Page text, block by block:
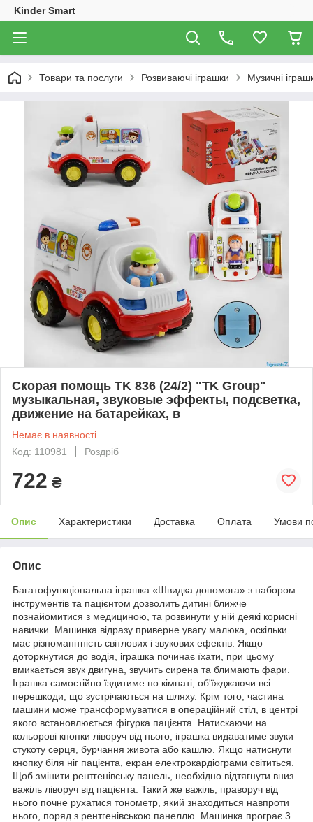
Kinder Smart
Товари та послуги Розвиваючі іграшки Музичні
Скорая помощь TK 836 (24/2) "TK Group"
музыкальная, звуковые эффекты, подсветка,
движение на батарейках, в
Немає в наявності
Код: 110981
Роздріб
722 ₴
Опис Характеристики Доставка Оплата Умови
Опис
Багатофункціональна іграшка «Швидка допомога» з набором
інструментів та пацієнтом дозволить дитині ближче
познайомитися з медициною, та розвинути у ній деякі корисні
навички. Машинка відразу приверне увагу малюка, оскільки
має різноманітність світлових і звукових ефектів. Якщо
доторкнутися до водія, іграшка починає їхати, при цьому
вмикається звук двигуна, звучить сирена та блимають фари.
Іграшка самостійно їздитиме по кімнаті, об'їжджаючи всі
перешкоди, що зустрічаються на шляху. Крім того, частина
машини може трансформуватися в операційний стіл, в центрі
якого встановлюється фігурка пацієнта. Натискаючи на
кольорові кнопки ліворуч від нього, іграшка видаватиме звуки
стукоту серця, бурчання живота або кашлю. Якщо натиснути
кнопку біля ніг пацієнта, екран електрокардіограми світиться.
Щоб змінити рентгенівську панель, необхідно відтягнути вниз
важіль ліворуч від пацієнта. Такий же важіль, праворуч від
нього почне рухатися тонометр, який знаходиться навпроти
нього, поряд з рентгенівською панеллю. Машинка програє 3